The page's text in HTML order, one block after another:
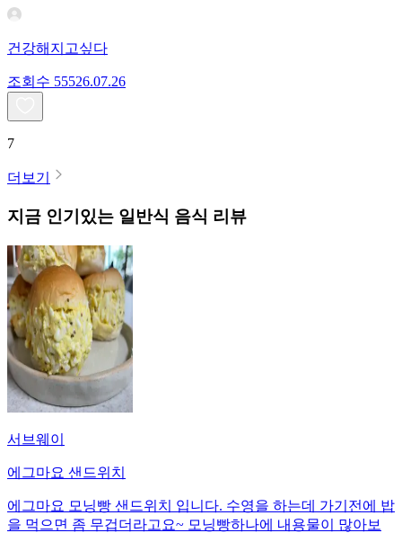
건강해지고싶다
조회수 55526.07.26
7
더보기
지금 인기있는 일반식 음식 리뷰
서브웨이
에그마요 샌드위치
에그마요 모닝빵 샌드위치 입니다. 수영을 하는데 가기전에 밥
을 먹으면 좀 무겁더라고요~ 모닝빵하나에 내용물이 많아보